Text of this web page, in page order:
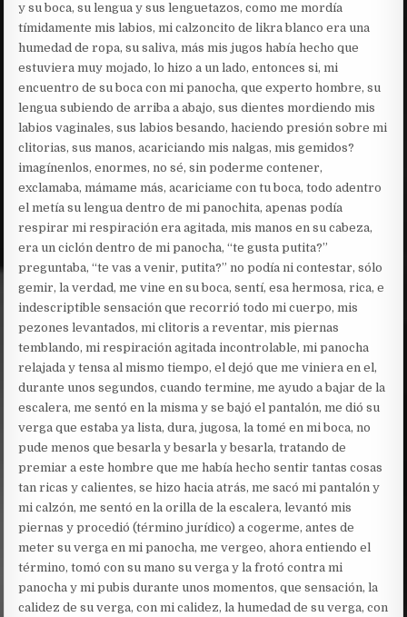
y su boca, su lengua y sus lenguetazos, como me mordía
tímidamente mis labios, mi calzoncito de likra blanco era una
humedad de ropa, su saliva, más mis jugos había hecho que
estuviera muy mojado, lo hizo a un lado, entonces si, mi
encuentro de su boca con mi panocha, que experto hombre, su
lengua subiendo de arriba a abajo, sus dientes mordiendo mis
labios vaginales, sus labios besando, haciendo presión sobre mi
clitorias, sus manos, acariciando mis nalgas, mis gemidos?
imagínenlos, enormes, no sé, sin poderme contener,
exclamaba, mámame más, acariciame con tu boca, todo adentro
el metía su lengua dentro de mi panochita, apenas podía
respirar mi respiración era agitada, mis manos en su cabeza,
era un ciclón dentro de mi panocha, “te gusta putita?”
preguntaba, “te vas a venir, putita?” no podía ni contestar, sólo
gemir, la verdad, me vine en su boca, sentí, esa hermosa, rica, e
indescriptible sensación que recorrió todo mi cuerpo, mis
pezones levantados, mi clitoris a reventar, mis piernas
temblando, mi respiración agitada incontrolable, mi panocha
relajada y tensa al mismo tiempo, el dejó que me viniera en el,
durante unos segundos, cuando termine, me ayudo a bajar de la
escalera, me sentó en la misma y se bajó el pantalón, me dió su
verga que estaba ya lista, dura, jugosa, la tomé en mi boca, no
pude menos que besarla y besarla y besarla, tratando de
premiar a este hombre que me había hecho sentir tantas cosas
tan ricas y calientes, se hizo hacia atrás, me sacó mi pantalón y
mi calzón, me sentó en la orilla de la escalera, levantó mis
piernas y procedió (término jurídico) a cogerme, antes de
meter su verga en mi panocha, me vergeo, ahora entiendo el
término, tomó con su mano su verga y la frotó contra mi
panocha y mi pubis durante unos momentos, que sensación, la
calidez de su verga, con mi calidez, la humedad de su verga, con